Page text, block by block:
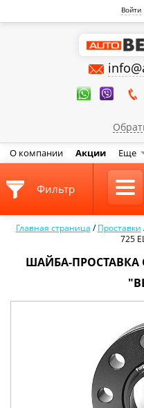
Войти
О компании Акции Еще
Главная страница /Проставки
725
ШАЙБА-ПРОСТАВКА С
Фильтр